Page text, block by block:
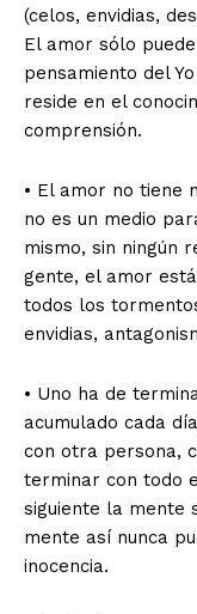
(celos, envidias,
El amor sólo
pensamiento del
reside en el
comprensión.
• El amor no tiene
no es un medio
mismo, sin ningún
gente, el amor
todos los
envidias,
• Uno ha de
acumulado cada
con otra persona,
terminar con todo
siguiente la mente
mente así nunca
inocencia.